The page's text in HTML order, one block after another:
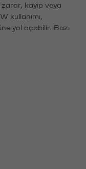
kayıp veya
kullanımı,
yol açabilir. Bazı